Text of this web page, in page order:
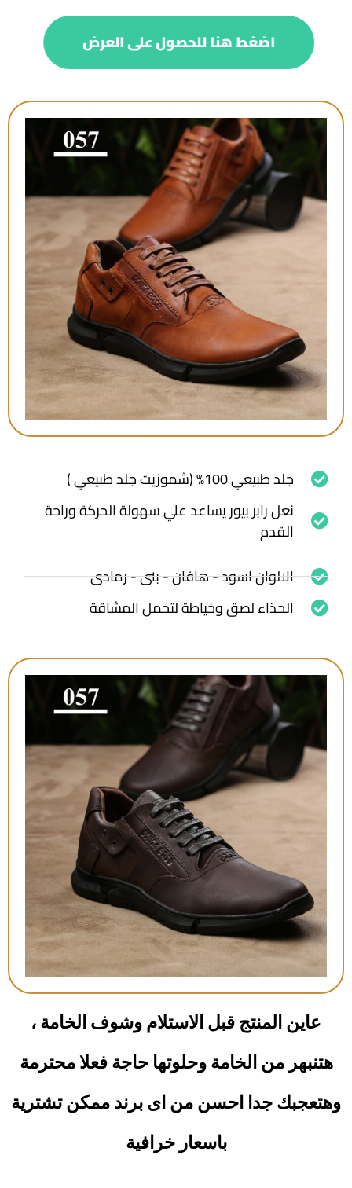
اضغط هنا للحصول على العرض
جلد طبيعي 100% (شموزيت جلد طبيعي )
نعل رابر بيور يساعد علي سهولة الحركة وراحة
القدم
الالوان اسود - هافان - بنى - رمادى
الحذاء لصق وخياطة لتحمل المشاقة
عاين المنتج قبل الاستلام وشوف الخامة ،
هتنبهر من الخامة وحلوتها حاجة فعلا محترمة
وهتعجبك جدا احسن من اى برند ممكن تشترية
باسعار خرافية